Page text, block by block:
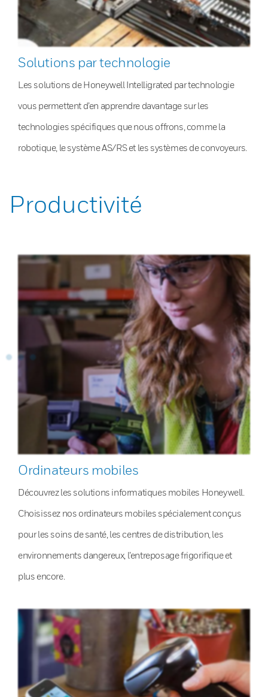
Solutions par technologie
Les solutions de Honeywell Intelligrated par technologie
vous permettent d’en apprendre davantage sur les
technologies spécifiques que nous offrons, comme la
robotique, le système AS/RS et les systèmes de convoyeurs.
Productivité
Ordinateurs mobiles
Découvrez les solutions informatiques mobiles Honeywell.
Choisissez nos ordinateurs mobiles spécialement conçus
pour les soins de santé, les centres de distribution, les
environnements dangereux, l’entreposage frigorifique et
plus encore.